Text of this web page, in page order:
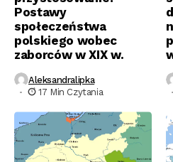
Postawy
społeczeństwa
polskiego wobec
zaborców w XIX w.
Aleksandralipka
17 Min Czytania